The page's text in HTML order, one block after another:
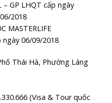
– GP LHQT cấp ngày
2018
MASTERLIFE
ngày 06/09/2018
Thái Hà, Phường Láng
(Visa & Tour quốc